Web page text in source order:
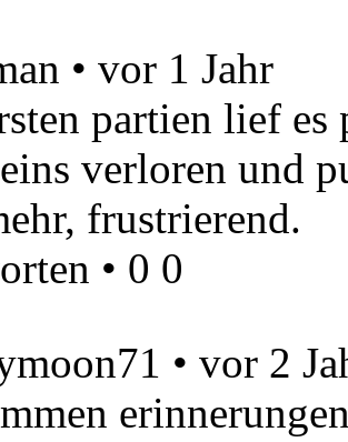
• vor 1 Jahr
partien lief
verloren und
frustrierend.
• 0 0
• vor 2